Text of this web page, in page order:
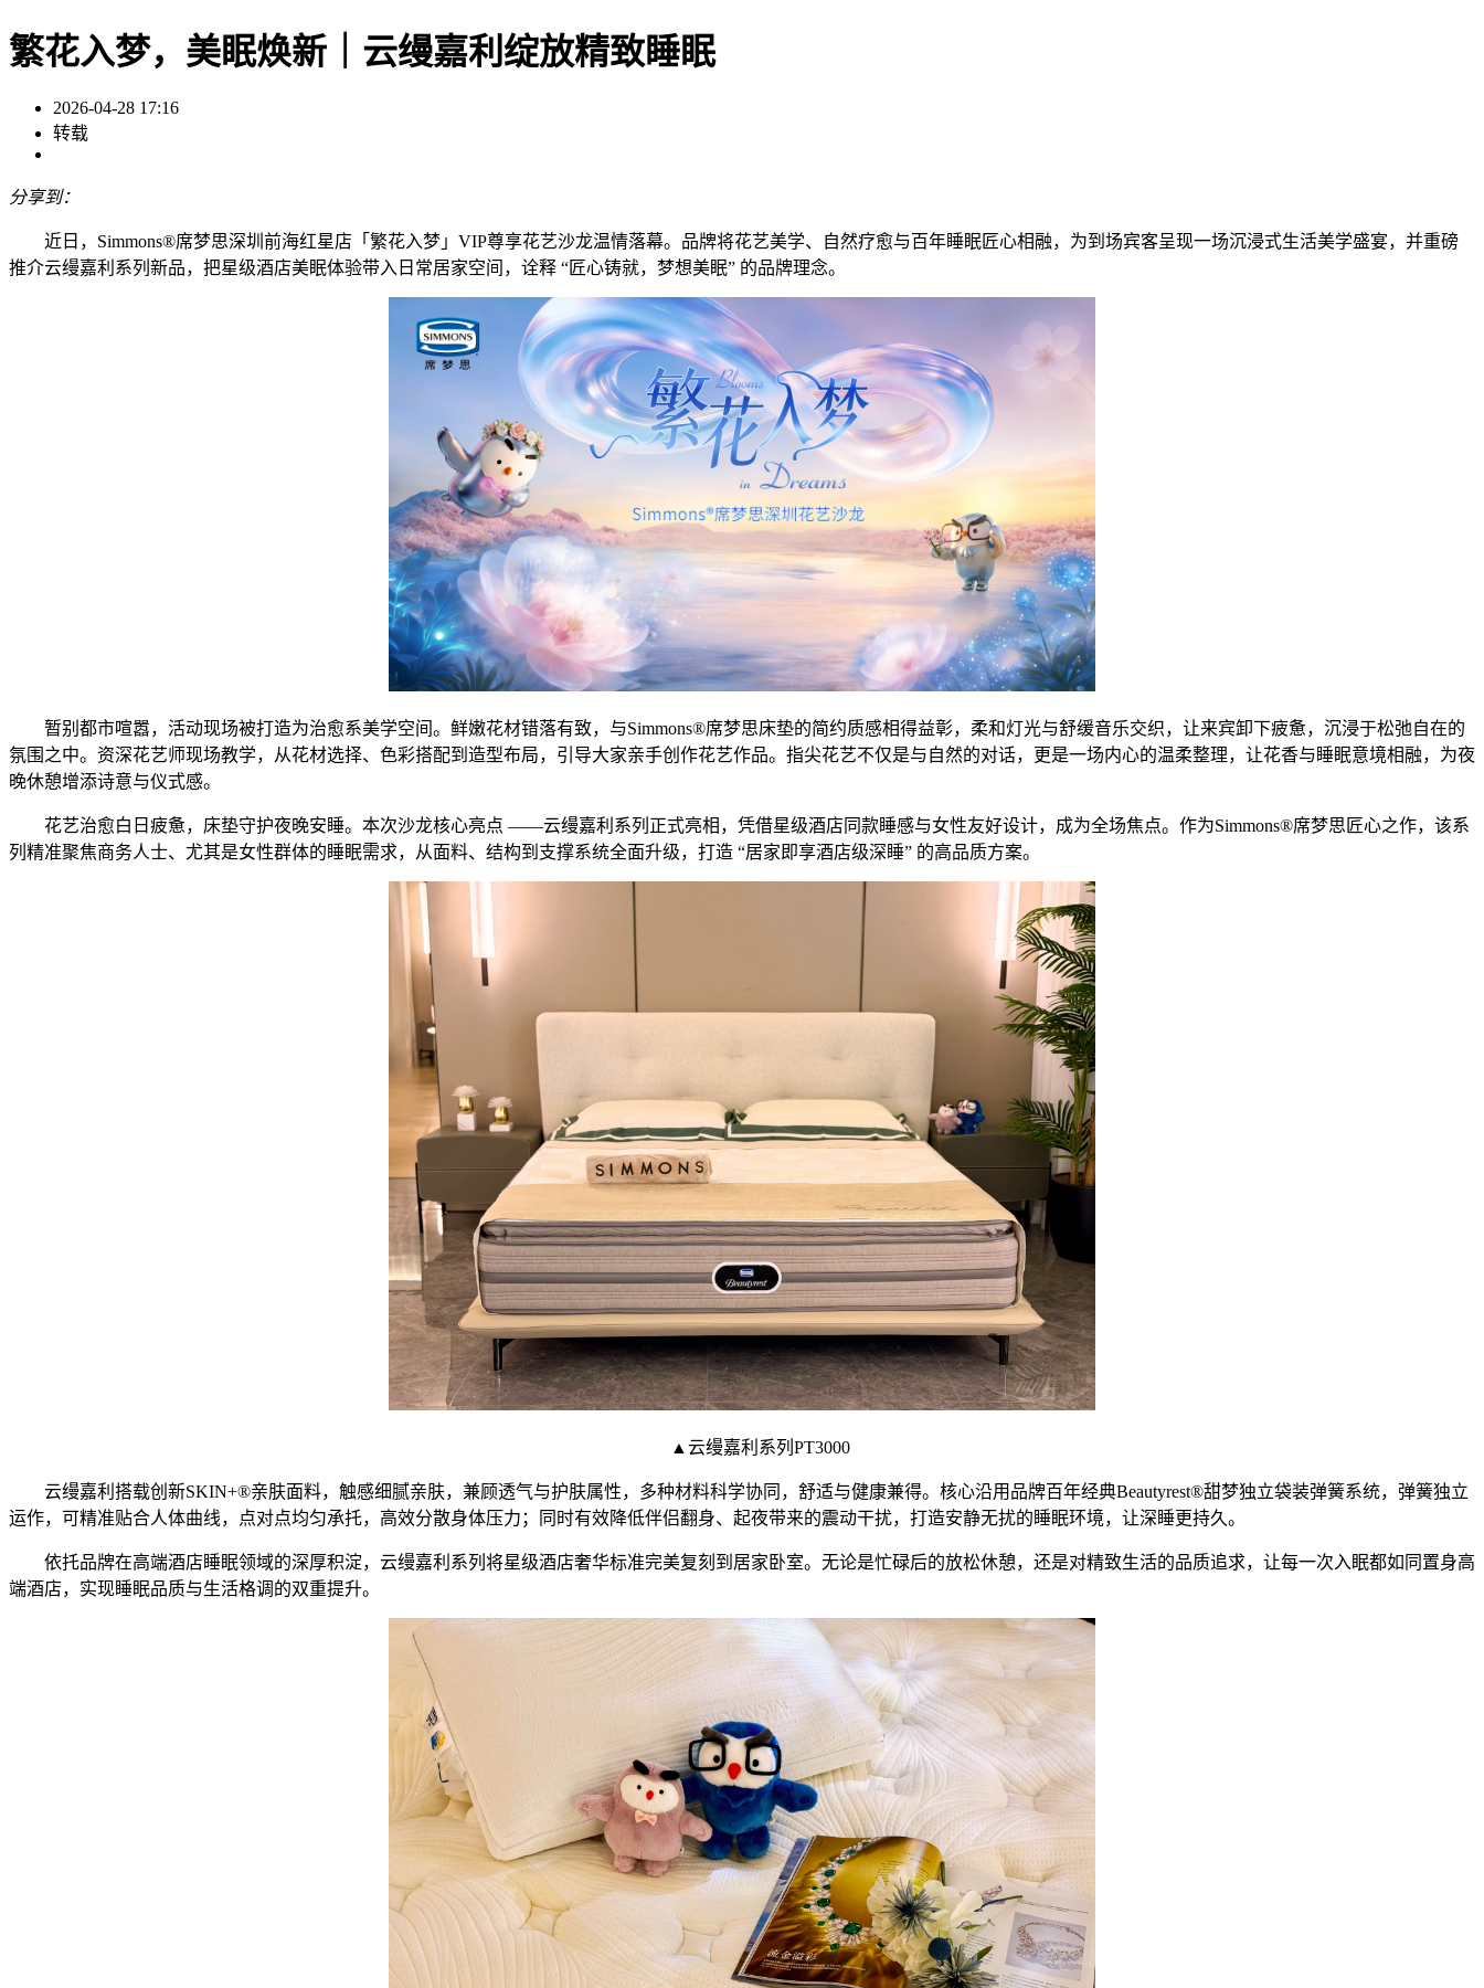
繁花入梦，美眠焕新｜云缦嘉利绽放精致睡眠
2026-04-28 17:16
转载
分享到：
近日，Simmons®席梦思深圳前海红星店「繁花入梦」VIP尊享花艺沙龙温情落幕。品牌将花艺美学、自然疗愈与百年睡眠匠心相融，为到场宾客呈现一场沉浸式生活美学盛宴，并重磅
推介云缦嘉利系列新品，把星级酒店美眠体验带入日常居家空间，诠释 “匠心铸就，梦想美眠” 的品牌理念。
暂别都市喧嚣，活动现场被打造为治愈系美学空间。鲜嫩花材错落有致，与Simmons®席梦思床垫的简约质感相得益彰，柔和灯光与舒缓音乐交织，让来宾卸下疲惫，沉浸于松弛自在的
氛围之中。资深花艺师现场教学，从花材选择、色彩搭配到造型布局，引导大家亲手创作花艺作品。指尖花艺不仅是与自然的对话，更是一场内心的温柔整理，让花香与睡眠意境相融，为夜
晚休憩增添诗意与仪式感。
花艺治愈白日疲惫，床垫守护夜晚安睡。本次沙龙核心亮点 ——云缦嘉利系列正式亮相，凭借星级酒店同款睡感与女性友好设计，成为全场焦点。作为Simmons®席梦思匠心之作，该系
列精准聚焦商务人士、尤其是女性群体的睡眠需求，从面料、结构到支撑系统全面升级，打造 “居家即享酒店级深睡” 的高品质方案。
▲云缦嘉利系列PT3000
云缦嘉利搭载创新SKIN+®亲肤面料，触感细腻亲肤，兼顾透气与护肤属性，多种材料科学协同，舒适与健康兼得。核心沿用品牌百年经典Beautyrest®甜梦独立袋装弹簧系统，弹簧独立
运作，可精准贴合人体曲线，点对点均匀承托，高效分散身体压力；同时有效降低伴侣翻身、起夜带来的震动干扰，打造安静无扰的睡眠环境，让深睡更持久。
依托品牌在高端酒店睡眠领域的深厚积淀，云缦嘉利系列将星级酒店奢华标准完美复刻到居家卧室。无论是忙碌后的放松休憩，还是对精致生活的品质追求，让每一次入眠都如同置身高
端酒店，实现睡眠品质与生活格调的双重提升。